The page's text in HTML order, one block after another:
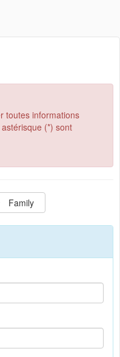
toutes informations
(*) sont
Family